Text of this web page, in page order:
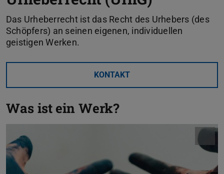
Das Urheberrecht ist das Recht des Urhebers (des
Schöpfers) an seinen eigenen, individuellen
geistigen Werken.
KONTAKT
Was ist ein Werk?